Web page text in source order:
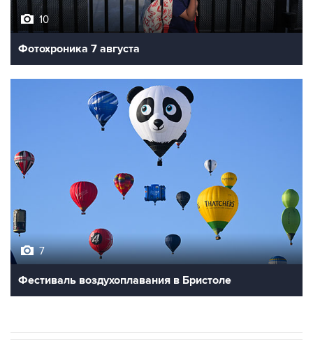
10
Фотохроника 7 августа
7
Фестиваль воздухоплавания в Бристоле